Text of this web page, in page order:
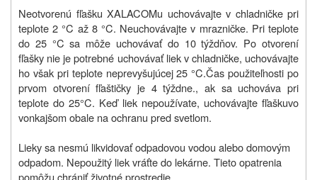
Neotvorenú fľašku XALACOMu uchovávajte v chladničke pri
teplote 2 °C až 8 °C. Neuchovávajte v mrazničke. Pri teplote
do 25 °C sa môže uchovávať do 10 týždňov. Po otvorení
fľašky nie je potrebné uchovávať liek v chladničke, uchovávajte
ho však pri teplote neprevyšujúcej 25 °C.Čas použiteľnosti po
prvom otvorení fľaštičky je 4 týždne., ak sa uchováva pri
teplote do 25°C. Keď liek nepoužívate, uchovávajte fľaškuvo
vonkajšom obale na ochranu pred svetlom.
Lieky sa nesmú likvidovať odpadovou vodou alebo domovým
odpadom. Nepoužitý liek vráťte do lekárne. Tieto opatrenia
pomôžu chrániť životné prostredie.